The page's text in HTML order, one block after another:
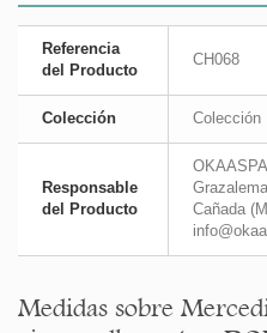
Referencia
del Producto
CH068
Colección Colección
Responsable
del Producto
Cañada
Medidas sobre